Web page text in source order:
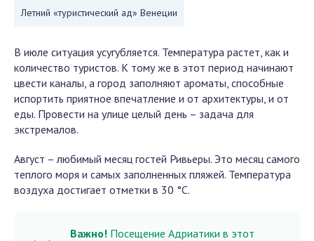
Летний «туристический ад» Венеции
В июле ситуация усугубляется. Температура растет, как и
количество туристов. К тому же в этот период начинают
цвести каналы, а город заполняют ароматы, способные
испортить приятное впечатление и от архитектуры, и от
еды. Провести на улице целый день – задача для
экстремалов.
Август – любимый месяц гостей Ривьеры. Это месяц самого
теплого моря и самых заполненных пляжей. Температура
воздуха достигает отметки в 30 °C.
Важно! Посещение Адриатики в этот